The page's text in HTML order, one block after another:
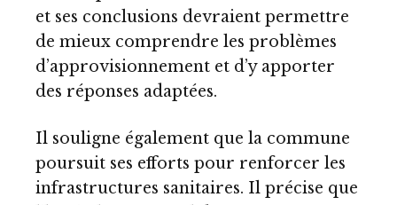
et ses conclusions devraient permettre
de mieux comprendre les problèmes
d’approvisionnement et d’y apporter
des réponses adaptées.
Il souligne également que la commune
poursuit ses efforts pour renforcer les
infrastructures sanitaires. Il précise que